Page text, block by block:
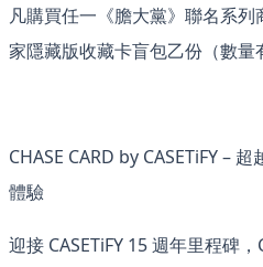
凡購買任一《膽大黨》聯名系列
家隱藏版收藏卡盲包乙份（數量
CHASE CARD by CASETiFY –
體驗
迎接 CASETiFY 15 週年里程碑